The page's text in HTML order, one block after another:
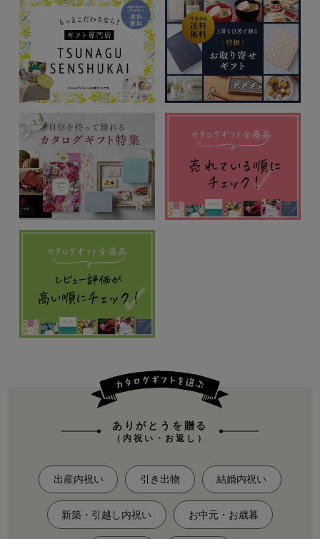
ありがとうを贈る
（内祝い・お返し）
出産内祝い 引き出物 結婚内祝い
新築・引越し内祝い お中元・お歳暮